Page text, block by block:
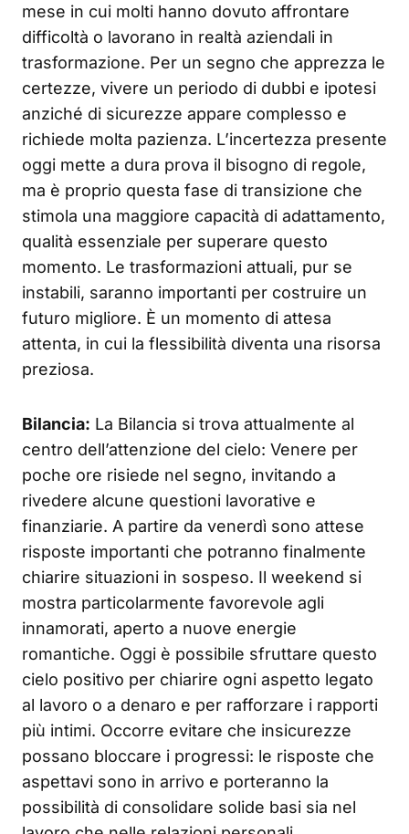
mese in cui molti hanno dovuto affrontare
difficoltà o lavorano in realtà aziendali in
trasformazione. Per un segno che apprezza le
certezze, vivere un periodo di dubbi e ipotesi
anziché di sicurezze appare complesso e
richiede molta pazienza. L’incertezza presente
oggi mette a dura prova il bisogno di regole,
ma è proprio questa fase di transizione che
stimola una maggiore capacità di adattamento,
qualità essenziale per superare questo
momento. Le trasformazioni attuali, pur se
instabili, saranno importanti per costruire un
futuro migliore. È un momento di attesa
attenta, in cui la flessibilità diventa una risorsa
preziosa.
Bilancia: La Bilancia si trova attualmente al
centro dell’attenzione del cielo: Venere per
poche ore risiede nel segno, invitando a
rivedere alcune questioni lavorative e
finanziarie. A partire da venerdì sono attese
risposte importanti che potranno finalmente
chiarire situazioni in sospeso. Il weekend si
mostra particolarmente favorevole agli
innamorati, aperto a nuove energie
romantiche. Oggi è possibile sfruttare questo
cielo positivo per chiarire ogni aspetto legato
al lavoro o a denaro e per rafforzare i rapporti
più intimi. Occorre evitare che insicurezze
possano bloccare i progressi: le risposte che
aspettavi sono in arrivo e porteranno la
possibilità di consolidare solide basi sia nel